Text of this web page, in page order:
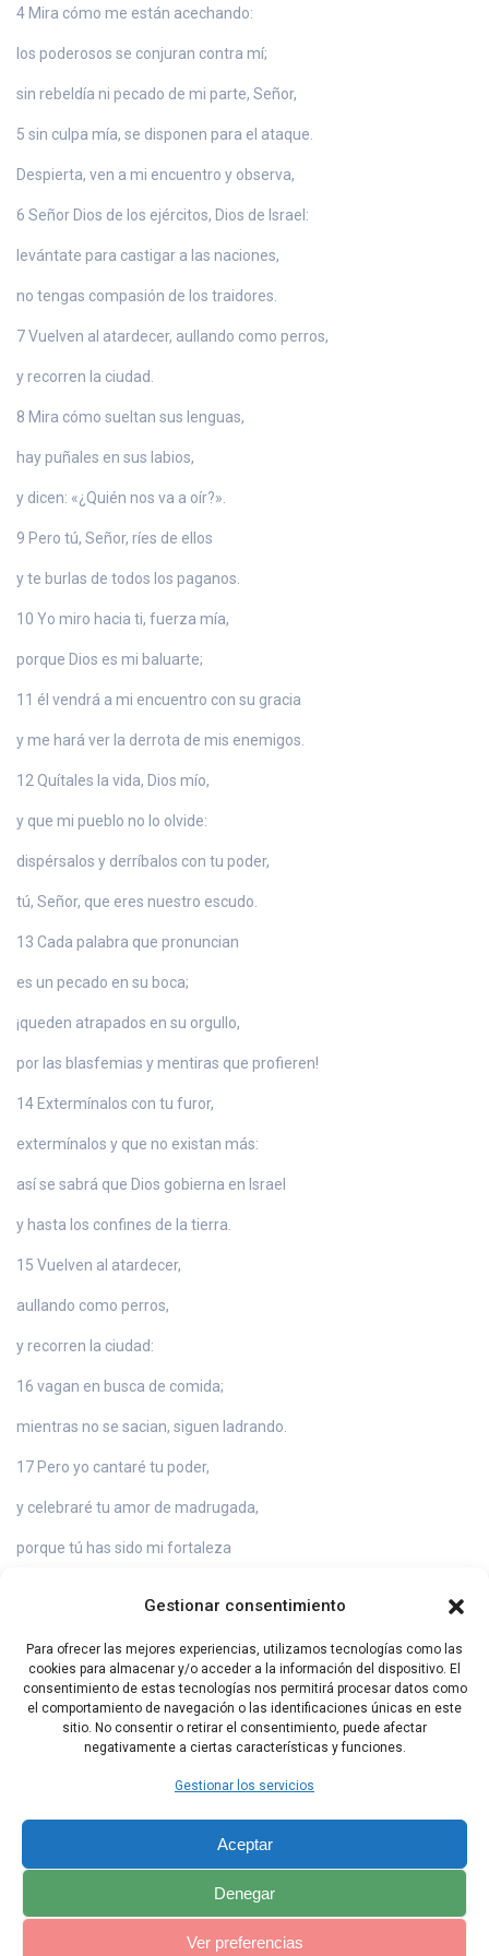
Gestionar consentimiento
Para ofrecer las mejores experiencias, utilizamos tecnologías como las
cookies para almacenar y/o acceder a la información del dispositivo. El
consentimiento de estas tecnologías nos permitirá procesar datos como
el comportamiento de navegación o las identificaciones únicas en este
sitio. No consentir o retirar el consentimiento, puede afectar
negativamente a ciertas características y funciones.
Gestionar los servicios
Aceptar
Denegar
Ver preferencias
4 Mira cómo me están acechando:
los poderosos se conjuran contra mí;
sin rebeldía ni pecado de mi parte, Señor,
5 sin culpa mía, se disponen para el ataque.
Despierta, ven a mi encuentro y observa,
6 Señor Dios de los ejércitos, Dios de Israel:
levántate para castigar a las naciones,
no tengas compasión de los traidores.
7 Vuelven al atardecer, aullando como perros,
y recorren la ciudad.
8 Mira cómo sueltan sus lenguas,
hay puñales en sus labios,
y dicen: «¿Quién nos va a oír?».
9 Pero tú, Señor, ríes de ellos
y te burlas de todos los paganos.
10 Yo miro hacia ti, fuerza mía,
porque Dios es mi baluarte;
11 él vendrá a mi encuentro con su gracia
y me hará ver la derrota de mis enemigos.
12 Quítales la vida, Dios mío,
y que mi pueblo no lo olvide:
dispérsalos y derríbalos con tu poder,
tú, Señor, que eres nuestro escudo.
13 Cada palabra que pronuncian
es un pecado en su boca;
¡queden atrapados en su orgullo,
por las blasfemias y mentiras que profieren!
14 Extermínalos con tu furor,
extermínalos y que no existan más:
así se sabrá que Dios gobierna en Israel
y hasta los confines de la tierra.
15 Vuelven al atardecer,
aullando como perros,
y recorren la ciudad:
16 vagan en busca de comida;
mientras no se sacian, siguen ladrando.
17 Pero yo cantaré tu poder,
y celebraré tu amor de madrugada,
porque tú has sido mi fortaleza
porque tú eres mi baluarte,
Dios de misericordia!
Capítulo Anterior Capítulo Siguiente